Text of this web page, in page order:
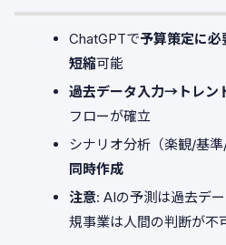
ChatGPTで予算策定に
短縮可能
過去データ入力→トレン
フローが確立
シナリオ分析（楽観/基
同時作成
注意: AIの予測は過去デ
規事業は人間の判断が不